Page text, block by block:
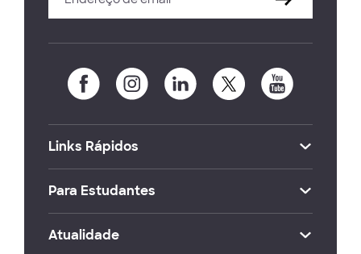
Links Rápidos
Para Estudantes
Atualidade